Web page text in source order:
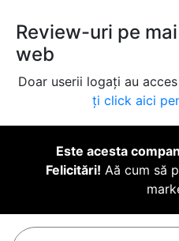
Review-uri pe
web
Doar userii logați au
ți click aici
Este acesta
Felicitări! Aă cum să